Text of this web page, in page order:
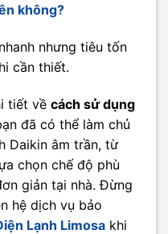
không?
nhưng tiêu tốn
cần thiết.
tiết về cách sử dụng
đã có thể làm chủ
Daikin âm trần, từ
chọn chế độ phù
giản tại nhà. Đừng
hệ dịch vụ bảo
Lạnh Limosa khi